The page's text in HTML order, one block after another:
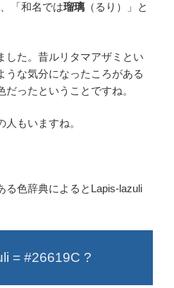
「和名では瑠璃 （るり）」と
した。昔ルリタマアザミとい
うな気分になったころがある
ったということですね。
もいますね。
る色辞典によるとLapis-lazuli
= #26619C ?